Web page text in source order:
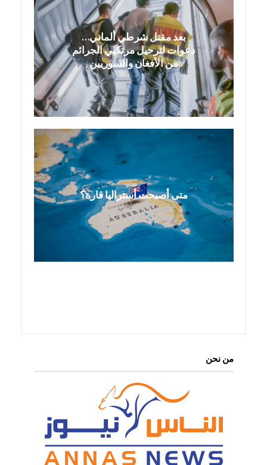
بعد مقتل شرطي ألماني…
دعوات لترحيل مرتكبي الجرائم
من الأفغان والسوريين
متى أصبحت أستراليا قارة؟
من نحن